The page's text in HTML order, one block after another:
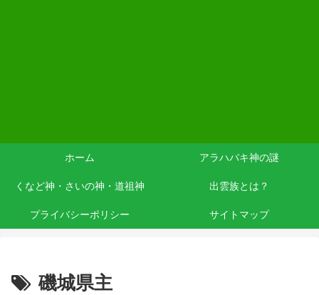
ホーム アラハバキ神の謎
くなど神・さいの神・道祖神 出雲族とは？
プライバシーポリシー サイトマップ
磯城県主